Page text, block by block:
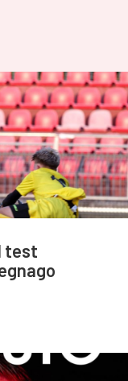
test